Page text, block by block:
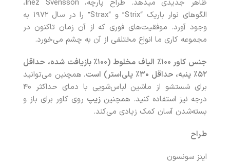
ظاهر جدیدی میدهد. طراح پارچه، Inez Svensson،
الگوهای نوار باریک “Strix” و “Strax” را در سال ۱۹۷۲ به
وجود آورد. موفقیت‌های فوری که از آن زمان تاکنون در
مجموعه کاری ما انواع مختلفی از آن به چشم می‌خورد.
جنس کاور ۱۰۰٪ الیاف مخلوط (۱۰۰٪ بازیافت شده، حداقل
۵۲٪ پنبه، حداقل ۳۰٪ پلی‌استر) است. همچنین می‌توانید
برای شستشو از ماشین لباس‌شویی با دمای حداکثر ۴۰
درجه نیز استفاده کنید. همچنین زیپ روی کاور برای باز و
بسته‌شدن آسان کمک زیادی می‌کند.
طراح
اینز سونسون